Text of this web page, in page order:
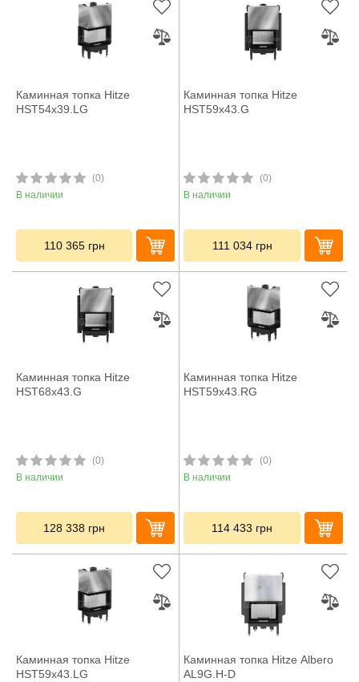
Каминная топка Hitze
HST54x39.LG
(0)
В наличии
110 365 грн
Каминная топка Hitze
HST59x43.G
(0)
В наличии
111 034 грн
Каминная топка Hitze
HST68x43.G
(0)
В наличии
128 338 грн
Каминная топка Hitze
HST59x43.RG
(0)
В наличии
114 433 грн
Каминная топка Hitze
HST59x43.LG
Каминная топка Hitze Albero
AL9G.H-D